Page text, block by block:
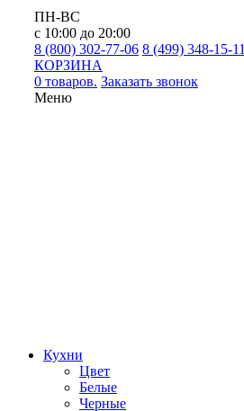
ПН-ВС
с 10:00 до 20:00
8 (800) 302-77-06 8 (499) 348-15-11
КОРЗИНА
0 товаров. Заказать звонок
Меню
Кухни
Цвет
Белые
Черные